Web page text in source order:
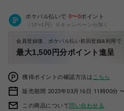
ポケパル払いで 0〜0ポイント
（1P=1円）※キャンペーン分除く
会員登録後、ポケパル払い初回登録&利用で
最大1,500円分ポイント進呈
獲得ポイントの確認方法は こちら
販売期間 2023年03月16日 11時00分
この商品について問い合わせる